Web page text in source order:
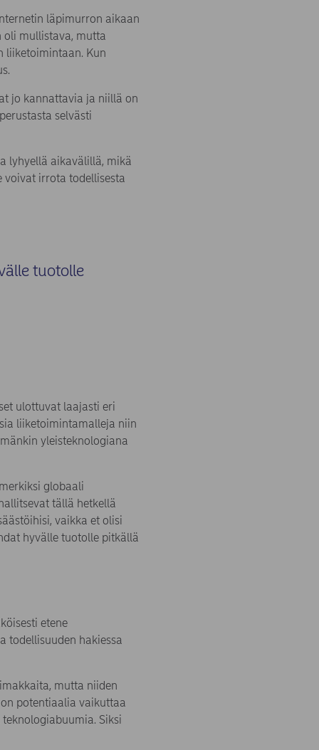
läpimurron aikaan
oli mullistava, mutta
liiketoimintaan. Kun
jo kannattavia ja niillä on
selvästi
lyhyellä aikavälillä, mikä
voivat irrota todellisesta
tuotolle
ulottuvat laajasti eri
liiketoimintamalleja niin
yleisteknologiana
globaali
tällä hetkellä
vaikka et olisi
hyvälle tuotolle pitkällä
etene
todellisuuden hakiessa
mutta niiden
potentiaalia vaikuttaa
Siksi